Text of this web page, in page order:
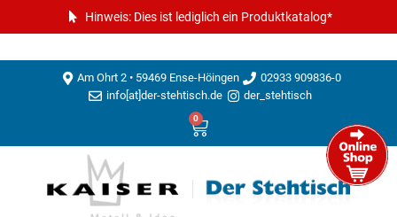
Hinweis: Dies ist lediglich ein Produktkatalog*
Am Ohrt 2 • 59469 Ense-Höingen
02933 909836-0
info[at]der-stehtisch.de
der_stehtisch
0